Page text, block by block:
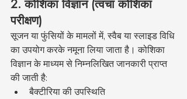
2. कोशिका विज्ञान (त्वचा कोशिका
परीक्षण)
सूजन या फुंसियों के मामलों में, स्वैब या स्लाइड विधि
का उपयोग करके नमूना लिया जाता है। कोशिका
विज्ञान के माध्यम से निम्नलिखित जानकारी प्राप्त
की जाती है:
बैक्टीरिया की उपस्थिति